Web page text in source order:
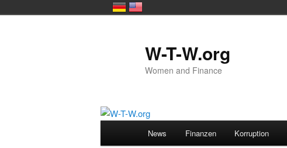
Zum primären Inhalt springen
W-T-W.org
Women and Finance
News Finanzen Korruption